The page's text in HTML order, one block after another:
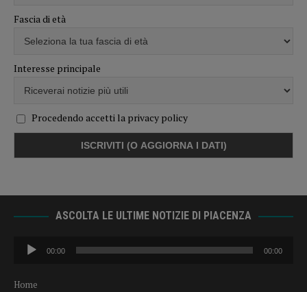
Fascia di età
Interesse principale
Procedendo accetti la privacy policy
ASCOLTA LE ULTIME NOTIZIE DI PIACENZA
Audio
Player
00:00 00:00
Home